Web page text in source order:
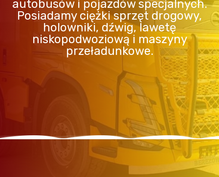
autobusów i pojazdów specjalnych.
Posiadamy ciężki sprzęt drogowy,
holowniki, dźwig, lawetę
niskopodwoziową i maszyny
przeładunkowe.